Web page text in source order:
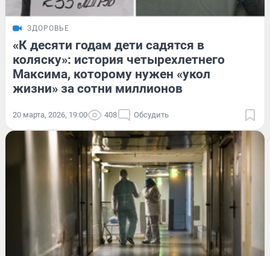
ЗДОРОВЬЕ
«К десяти годам дети садятся в
коляску»: история четырехлетнего
Максима, которому нужен «укол
жизни» за сотни миллионов
20 марта, 2026, 19:00 408 Обсудить